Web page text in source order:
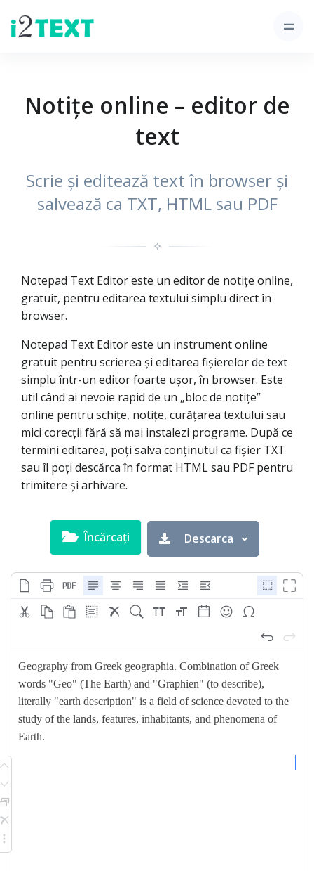
Notițe online – editor de
text
Scrie și editează text în browser și
salvează ca TXT, HTML sau PDF
✧
Notepad Text Editor este un editor de notițe online,
gratuit, pentru editarea textului simplu direct în
browser.
Notepad Text Editor este un instrument online
gratuit pentru scrierea și editarea fișierelor de text
simplu într-un editor foarte ușor, în browser. Este
util când ai nevoie rapid de un „bloc de notițe”
online pentru schițe, notițe, curățarea textului sau
mici corecții fără să mai instalezi programe. După ce
termini editarea, poți salva conținutul ca fișier TXT
sau îl poți descărca în format HTML sau PDF pentru
trimitere și arhivare.
Încărcați Descarca